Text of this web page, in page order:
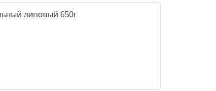
липовый 650г